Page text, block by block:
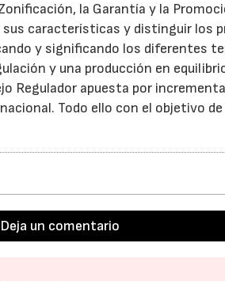
la Garantía y la
características y distinguir los
y significando los diferentes
y una producción en
Regulador apuesta por
Todo ello con el objetivo
Deja un comentario